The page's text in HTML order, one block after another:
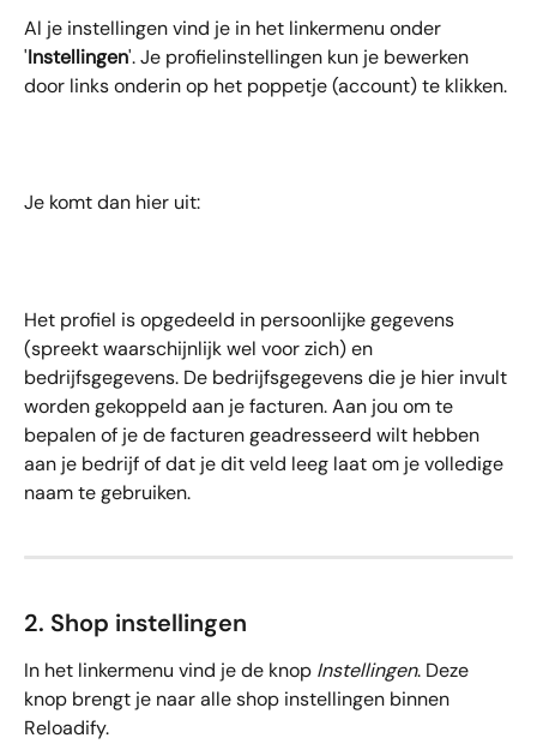
Al je instellingen vind je in het linkermenu onder
'Instellingen'. Je profielinstellingen kun je bewerken
door links onderin op het poppetje (account) te klikken.
Je komt dan hier uit:
Het profiel is opgedeeld in persoonlijke gegevens
(spreekt waarschijnlijk wel voor zich) en
bedrijfsgegevens. De bedrijfsgegevens die je hier invult
worden gekoppeld aan je facturen. Aan jou om te
bepalen of je de facturen geadresseerd wilt hebben
aan je bedrijf of dat je dit veld leeg laat om je volledige
naam te gebruiken.
2. Shop instellingen
In het linkermenu vind je de knop Instellingen. Deze
knop brengt je naar alle shop instellingen binnen
Reloadify.